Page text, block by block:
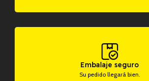
Embalaje seguro
Su pedido llegará bien.